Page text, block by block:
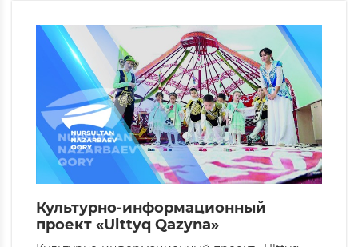
Культурно-информационный
проект «Ulttyq Qazyna»